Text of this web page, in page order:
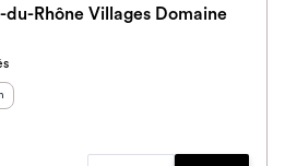
Rhône Villages Domaine